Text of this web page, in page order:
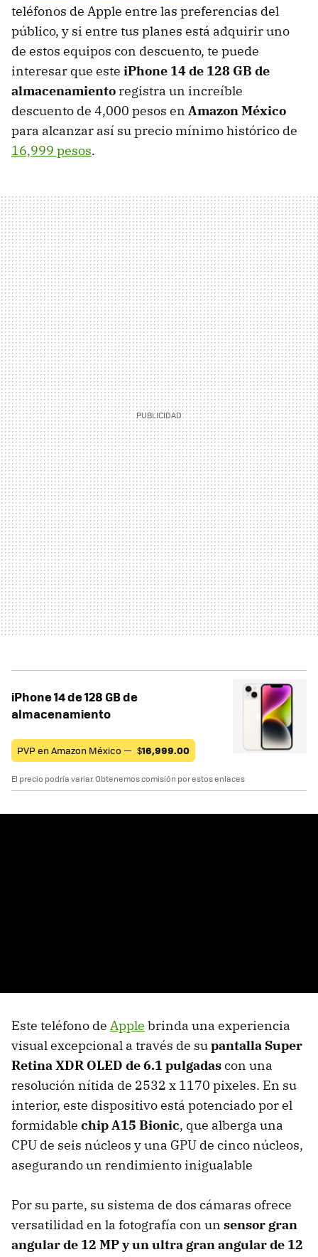
teléfonos de Apple entre las preferencias del
público, y si entre tus planes está adquirir uno
de estos equipos con descuento, te puede
interesar que este iPhone 14 de 128 GB de
almacenamiento registra un increíble
descuento de 4,000 pesos en Amazon México
para alcanzar así su precio mínimo histórico de
16,999 pesos.
iPhone 14 de 128 GB de
almacenamiento
PVP en Amazon México — $16,999.00
El precio podría variar. Obtenemos comisión por estos enlaces
Este teléfono de Apple brinda una experiencia
visual excepcional a través de supantalla Super
Retina XDR OLED de 6.1 pulgadascon una
resolución nítida de 2532 x 1170 pixeles. En su
interior, este dispositivo está potenciado por el
formidable chip A15 Bionic, que alberga una
CPU de seis núcleos y una GPU de cinco núcleos,
asegurando un rendimiento inigualable
Por su parte, su sistema de dos cámaras ofrece
versatilidad en la fotografía con un sensor gran
angular de 12 MP y un ultra gran angular de 12